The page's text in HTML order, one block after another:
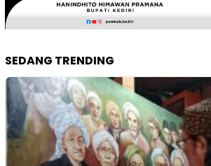
SEDANG TRENDING